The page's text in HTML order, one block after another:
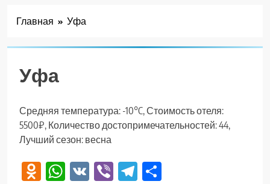
Главная Уфа
Уфа
Средняя температура: -10°C, Стоимость отеля:
5500₽, Количество достопримечательностей: 44,
Лучший сезон: весна
Odnoklassniki
WhatsApp
VK ViberTelegram